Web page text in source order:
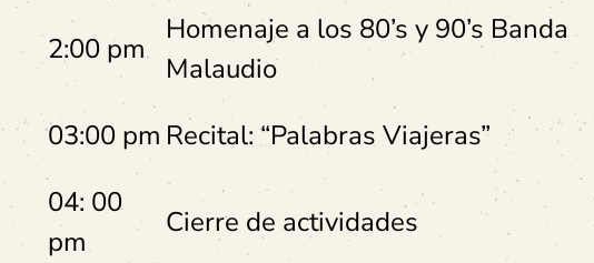
2:00 pm
Homenaje a los 80’s y 90’s Banda
Malaudio
03:00 pm Recital: “Palabras Viajeras”
04: 00
pm
Cierre de actividades